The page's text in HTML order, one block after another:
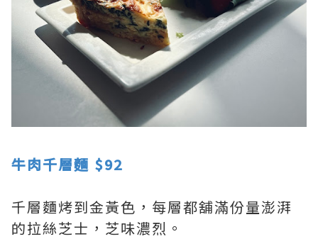
牛肉千層麵 $92
千層麵烤到金黃色，每層都舖滿份量澎湃
的拉絲芝士，芝味濃烈。